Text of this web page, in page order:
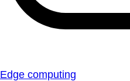
Edge computing